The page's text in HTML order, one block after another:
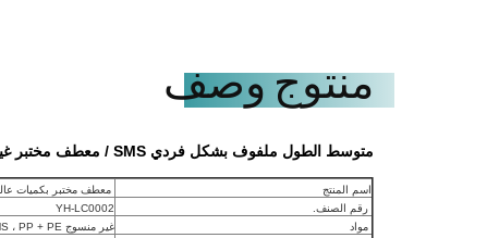
منتوج وصف
متوسط ​​الطول ملفوف بشكل فردي SMS / معطف مختبر غير منسوج يمكن التخلص منه
اسم المنتج
معطف مختبر بكميات
رقم الصنف.
YH-LC0002
مواد
غير منسوج SBPP ، SMS ، PP + PE